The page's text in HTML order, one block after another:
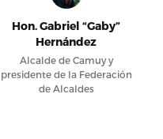
Hon. Gabriel “Gaby”
Hernández
Alcalde de Camuy y
presidente de la Federación
de Alcaldes